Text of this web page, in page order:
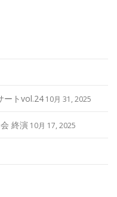
ートvol.24 10月 31, 2025
終演 10月 17, 2025